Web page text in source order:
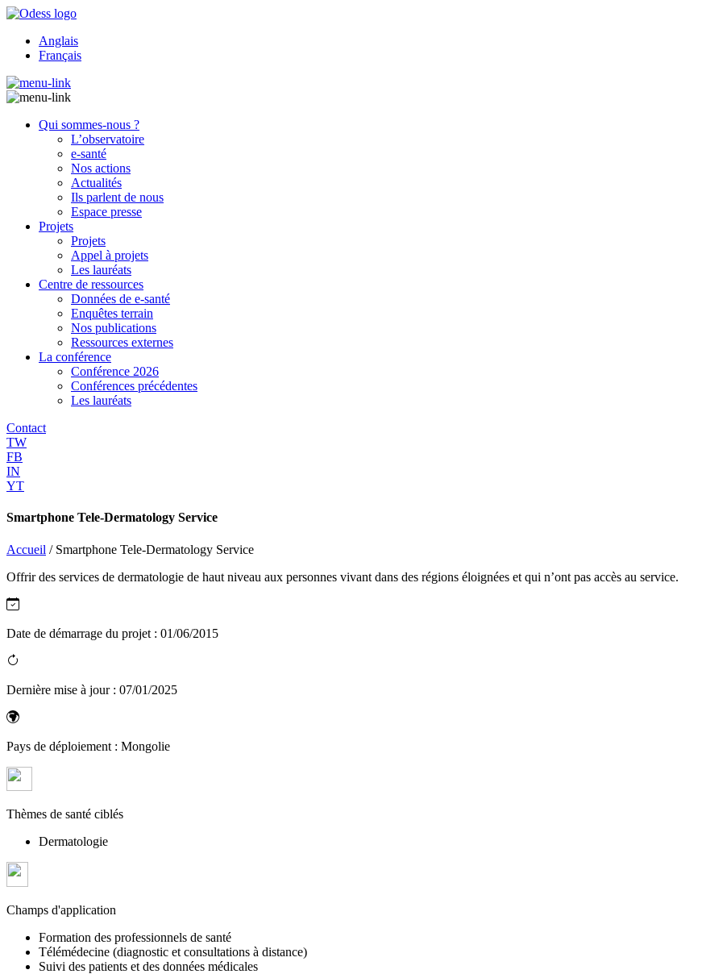
Anglais
Français
Qui sommes-nous ?
L’observatoire
e-santé
Nos actions
Actualités
Ils parlent de nous
Espace presse
Projets
Projets
Appel à projets
Les lauréats
Centre de ressources
Données de e-santé
Enquêtes terrain
Nos publications
Ressources externes
La conférence
Conférence 2026
Conférences précédentes
Les lauréats
Contact
TW
FB
IN
YT
Smartphone Tele-Dermatology Service
Accueil / Smartphone Tele-Dermatology Service
Offrir des services de dermatologie de haut niveau aux personnes vivant dans des régions éloignées et qui n’ont pas accès au service.
Date de démarrage du projet : 01/06/2015
Dernière mise à jour : 07/01/2025
Pays de déploiement : Mongolie
Thèmes de santé ciblés
Dermatologie
Champs d'application
Formation des professionnels de santé
Télémédecine (diagnostic et consultations à distance)
Suivi des patients et des données médicales